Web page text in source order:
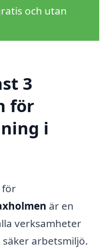
och utan
3
för
i
för
är en
verksamheter
arbetsmiljö.